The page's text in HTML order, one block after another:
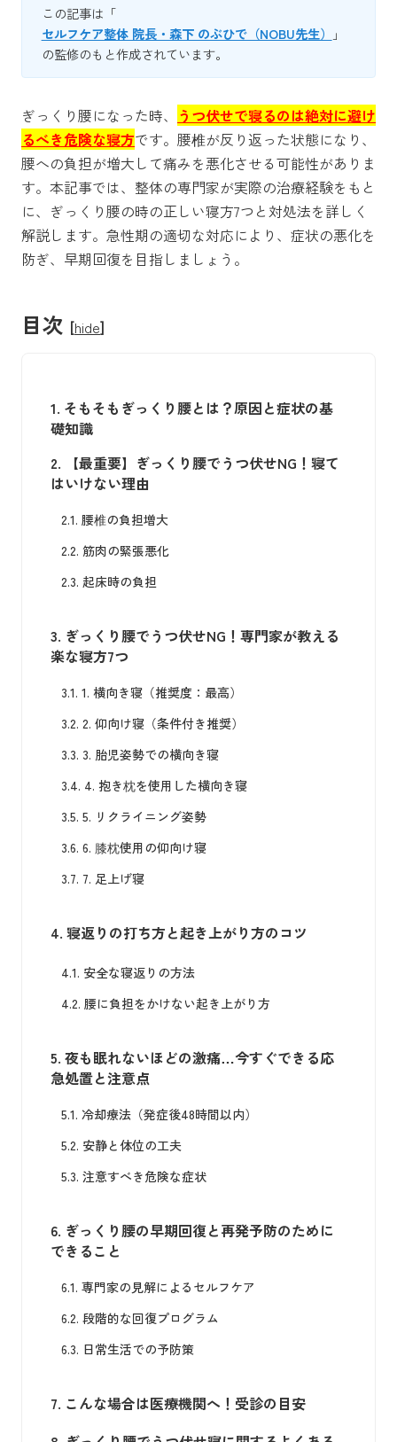
この記事は「
セルフケア整体 院長・森下 のぶひで（NOBU先生）
」
の監修のもと作成されています。
ぎっくり腰になった時、
うつ伏せで寝るのは絶対に避け
るべき危険な寝方です。腰椎が反り返った状態になり、
腰への負担が増大して痛みを悪化させる可能性がありま
す。本記事では、整体の専門家が実際の治療経験をもと
に、ぎっくり腰の時の正しい寝方7つと対処法を詳しく
解説します。急性期の適切な対応により、症状の悪化を
防ぎ、早期回復を目指しましょう。
目次 [hide]
1. そもそもぎっくり腰とは？原因と症状の基
礎知識
2. 【最重要】ぎっくり腰でうつ伏せNG！寝て
はいけない理由
2.1. 腰椎の負担増大
2.2. 筋肉の緊張悪化
2.3. 起床時の負担
3. ぎっくり腰でうつ伏せNG！専門家が教える
楽な寝方7つ
3.1. 1. 横向き寝（推奨度：最高）
3.2. 2. 仰向け寝（条件付き推奨）
3.3. 3. 胎児姿勢での横向き寝
3.4. 4. 抱き枕を使用した横向き寝
3.5. 5. リクライニング姿勢
3.6. 6. 膝枕使用の仰向け寝
3.7. 7. 足上げ寝
4. 寝返りの打ち方と起き上がり方のコツ
4.1. 安全な寝返りの方法
4.2. 腰に負担をかけない起き上がり方
5. 夜も眠れないほどの激痛…今すぐできる応
急処置と注意点
5.1. 冷却療法（発症後48時間以内）
5.2. 安静と体位の工夫
5.3. 注意すべき危険な症状
6. ぎっくり腰の早期回復と再発予防のために
できること
6.1. 専門家の見解によるセルフケア
6.2. 段階的な回復プログラム
6.3. 日常生活での予防策
7. こんな場合は医療機関へ！受診の目安